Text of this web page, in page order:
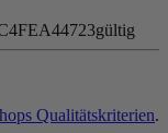
gültig
Qualitätskriterien.